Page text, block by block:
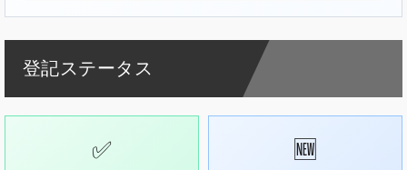
登記ステータス
✅ 🆕